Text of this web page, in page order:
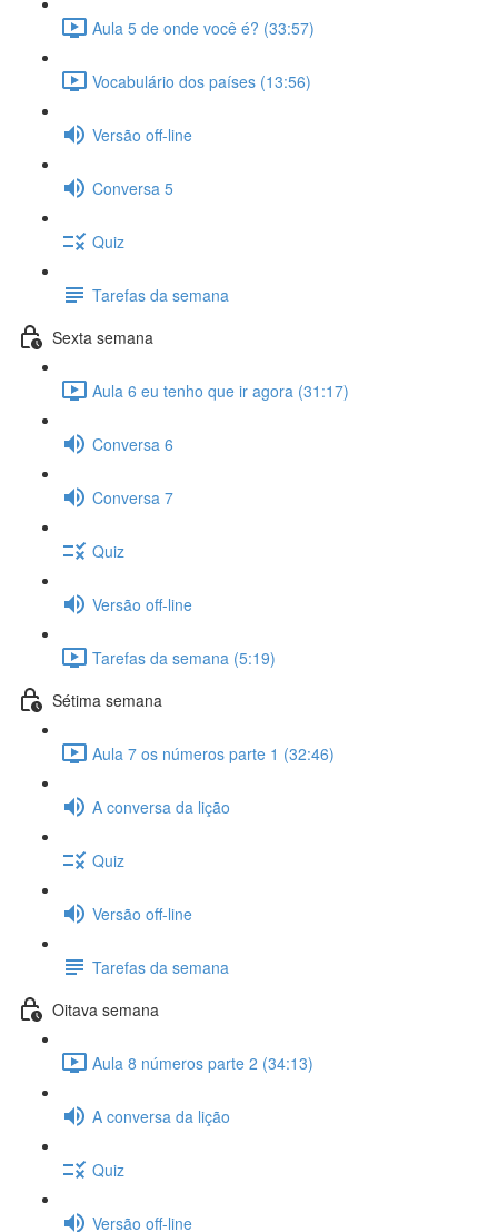
Aula 5 de onde você é? (33:57)
Vocabulário dos países (13:56)
Versão off-line
Conversa 5
Quiz
Tarefas da semana
Sexta semana
Aula 6 eu tenho que ir agora (31:17)
Conversa 6
Conversa 7
Quiz
Versão off-line
Tarefas da semana (5:19)
Sétima semana
Aula 7 os números parte 1 (32:46)
A conversa da lição
Quiz
Versão off-line
Tarefas da semana
Oitava semana
Aula 8 números parte 2 (34:13)
A conversa da lição
Quiz
Versão off-line